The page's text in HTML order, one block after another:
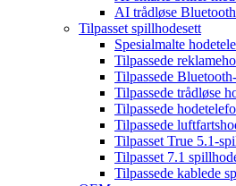
AI trådløse
Tilpasset spillhodesett
Spesialmalte
Tilpassede
Tilpassede
Tilpassede trådløse
Tilpassede
Tilpassede
Tilpasset True 5.1-
Tilpasset 7.1
Tilpassede kablede